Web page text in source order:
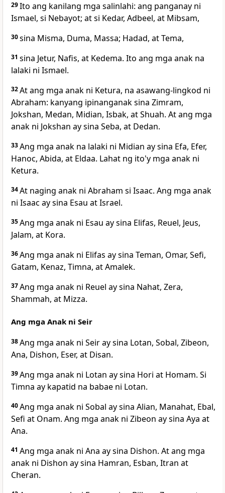
29Ito ang kanilang mga salinlahi: ang panganay ni
Ismael, si Nebayot; at si Kedar, Adbeel, at Mibsam,
30sina Misma, Duma, Massa; Hadad, at Tema,
31 sina Jetur, Nafis, at Kedema. Ito ang mga anak na
lalaki ni Ismael.
32At ang mga anak ni Ketura, na asawang-lingkod ni
Abraham: kanyang ipinanganak sina Zimram,
Jokshan, Medan, Midian, Isbak, at Shuah. At ang mga
anak ni Jokshan ay sina Seba, at Dedan.
33Ang mga anak na lalaki ni Midian ay sina Efa, Efer,
Hanoc, Abida, at Eldaa. Lahat ng ito'y mga anak ni
Ketura.
34At naging anak ni Abraham si Isaac. Ang mga anak
ni Isaac ay sina Esau at Israel.
35Ang mga anak ni Esau ay sina Elifas, Reuel, Jeus,
Jalam, at Kora.
36Ang mga anak ni Elifas ay sina Teman, Omar, Sefi,
Gatam, Kenaz, Timna, at Amalek.
37Ang mga anak ni Reuel ay sina Nahat, Zera,
Shammah, at Mizza.
Ang mga Anak ni Seir
38Ang mga anak ni Seir ay sina Lotan, Sobal, Zibeon,
Ana, Dishon, Eser, at Disan.
39Ang mga anak ni Lotan ay sina Hori at Homam. Si
Timna ay kapatid na babae ni Lotan.
40Ang mga anak ni Sobal ay sina Alian, Manahat, Ebal,
Sefi at Onam. Ang mga anak ni Zibeon ay sina Aya at
Ana.
41 Ang mga anak ni Ana ay sina Dishon. At ang mga
anak ni Dishon ay sina Hamran, Esban, Itran at
Cheran.